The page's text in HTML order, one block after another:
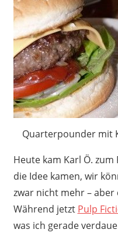
Quarterpounder mit
Heute kam Karl Ö.
die Idee kamen, wir
zwar nicht mehr – aber
Während jetzt Pulp
was ich gerade